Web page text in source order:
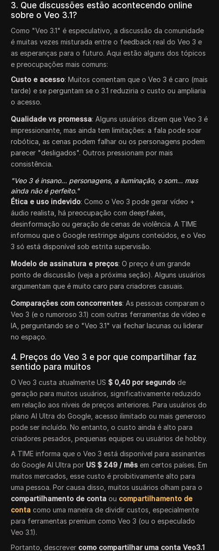
3. Que discussões estão acontecendo online
sobre o Veo 3.1?
Como "Veo 3.1" é especulativo, a discussão da comunidade
é muitas vezes misturada entre o feedback real do Veo 3 e
as esperanças para o futuro. Aqui estão alguns dos tópicos
e preocupações mais comuns:
Custo e acesso: Muitos comentam que o Veo 3 é caro (mais
tarde) e se perguntam se o 3.1 reduziria o custo ou ampliaria
o acesso.
Qualidade vs promessa: Alguns usuários dizem que Veo 3 é
impressionante, mas ainda tem limitações: a fala pode soar
robótica, as cenas podem falhar ou os personagens podem
parecer "desligados". Outros pressionam por mais
consistência.
"Veo 3 é insano... personagens, a iluminação, o som... mas
ainda não é perfeito."
Ética e uso indevido: Como o Veo 3 pode gerar vídeo +
áudio realista, há preocupação com deepfakes,
desinformação ou geração de cenas de violência. A TIME
informou que o Google restringe alguns conteúdos, e o Veo
3 só está disponível sob estrita supervisão.
Modelo de assinatura e preços: O preço é um grande
ponto de discussão (veja a próxima seção). Alguns usuários
argumentam que é muito caro para criadores casuais.
Comparações com concorrentes: As pessoas comparam o
Veo 3 (e o rumoroso 3.1) com outras ferramentas de vídeo e
IA, perguntando se o "Veo 3.1" vai fechar lacunas ou liderar
no espaço.
4. Preços do Veo 3 e por que compartilhar faz
sentido para muitos
O Veo 3 custa atualmente US $ 0,40 por segundo de
geração para muitos usuários, significativamente reduzido
em relação aos níveis de preços anteriores. Para usuários do
plano AI Ultra do Google, acesso ilimitado ou mais generoso
pode ser incluído. No entanto, o custo ainda é alto para
criadores pesados, pequenas equipes ou usuários de hobby.
A TIME informa que o Veo 3 está disponível para assinantes
do Google AI Ultra por US $ 249 / mês em certos países. Em
muitos mercados, esse custo é proibitivamente alto para
uma pessoa. Por causa disso, muitos usuários olham para o
compartilhamento de conta ou compartilhamento de
conta como uma maneira de dividir custos, especialmente
para ferramentas premium como Veo 3 (ou o especulado
Veo 3.1).
Portanto, descrever como compartilhar uma conta Veo3.1